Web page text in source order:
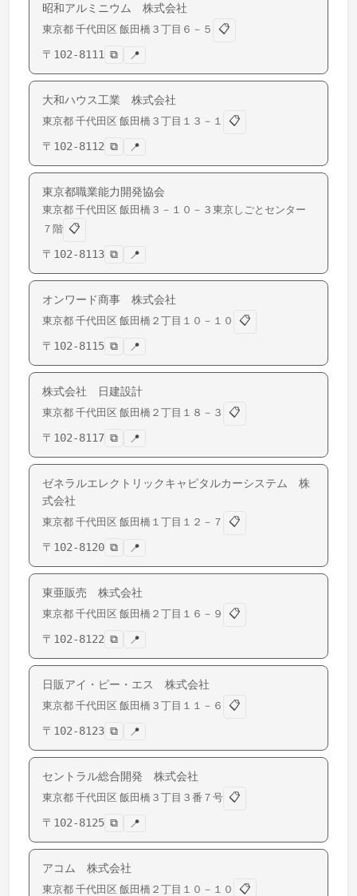
昭和アルミニウム 株式会社
東京都 千代田区 飯田橋 ３丁目６－５
📋
〒 102-8111 ⧉ 📍
大和ハウス工業 株式会社
東京都 千代田区 飯田橋 ３丁目１３－１
📋
〒 102-8112 ⧉ 📍
東京都職業能力開発協会
東京都 千代田区 飯田橋 ３－１０－３東京しごとセンター
７階 📋
〒 102-8113 ⧉ 📍
オンワード商事 株式会社
東京都 千代田区 飯田橋 ２丁目１０－１０
📋
〒 102-8115 ⧉ 📍
株式会社 日建設計
東京都 千代田区 飯田橋 ２丁目１８－３
📋
〒 102-8117 ⧉ 📍
ゼネラルエレクトリックキャピタルカーシステム 株
式会社
東京都 千代田区 飯田橋 １丁目１２－７
📋
〒 102-8120 ⧉ 📍
東亜販売 株式会社
東京都 千代田区 飯田橋 ２丁目１６－９
📋
〒 102-8122 ⧉ 📍
日販アイ・ピー・エス 株式会社
東京都 千代田区 飯田橋 ３丁目１１－６
📋
〒 102-8123 ⧉ 📍
セントラル総合開発 株式会社
東京都 千代田区 飯田橋 ３丁目３番７号 📋
〒 102-8125 ⧉ 📍
アコム 株式会社
東京都 千代田区 飯田橋 ２丁目１０－１０
📋